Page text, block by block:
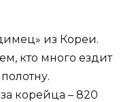
из Кореи.
кто много ездит
корейца – 820